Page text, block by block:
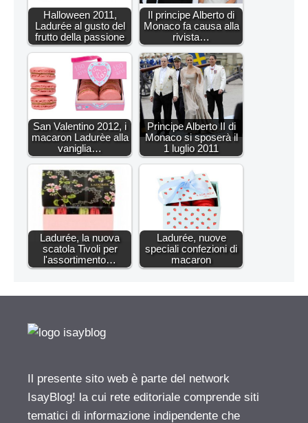
Halloween 2011,
Ladurée al gusto del
frutto della passione
Il principe Alberto di
Monaco fa causa alla
rivista…
San Valentino 2012, i
macaron Ladurèe alla
vaniglia…
Principe Alberto II di
Monaco si sposerà il
1 luglio 2011
Ladurée, la nuova
scatola Tivoli per
l'assortimento…
Ladurée, nuove
speciali confezioni di
macaron
Il presente sito web è parte del network
IsayBlog! la cui rete editoriale comprende siti
tematici di informazione indipendente che